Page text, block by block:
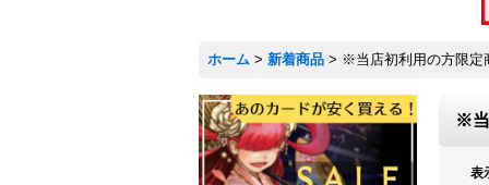
ホーム > 新着商品 > ※当店初利用の方限
※
表